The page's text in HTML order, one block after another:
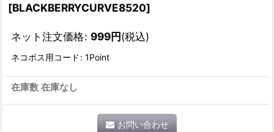
[BLACKBERRYCURVE8520]
ネット注文価格: 999円(税込)
ネコポス用コード : 1Point
在庫数 在庫なし
お問い合わせ